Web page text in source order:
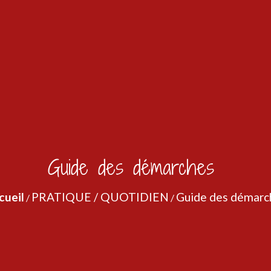
Guide des démarches
/ PRATIQUE / QUOTIDIEN / Guide des